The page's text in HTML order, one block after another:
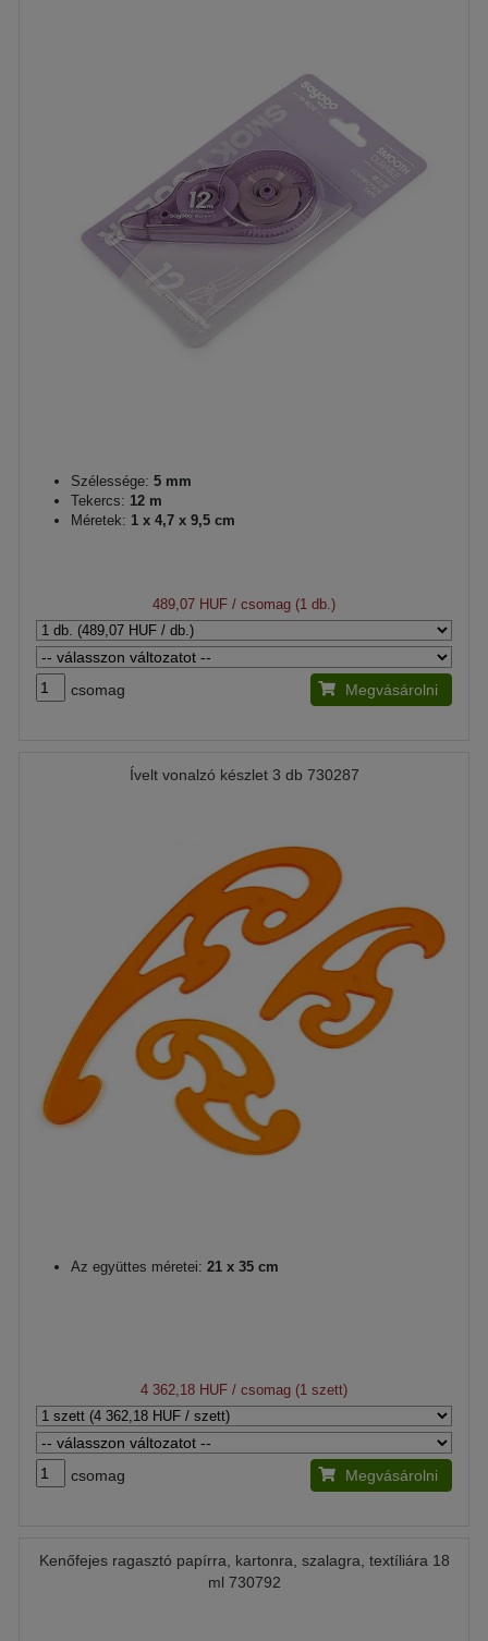
Szélessége: 5 mm
Tekercs: 12 m
Méretek: 1 x 4,7 x 9,5 cm
489,07 HUF / csomag (1 db.)
csomag Megvásárolni
Ívelt vonalzó készlet 3 db 730287
Az együttes méretei: 21 x 35 cm
4 362,18 HUF / csomag (1 szett)
csomag Megvásárolni
Kenőfejes ragasztó papírra, kartonra, szalagra, textíliára 18
ml 730792